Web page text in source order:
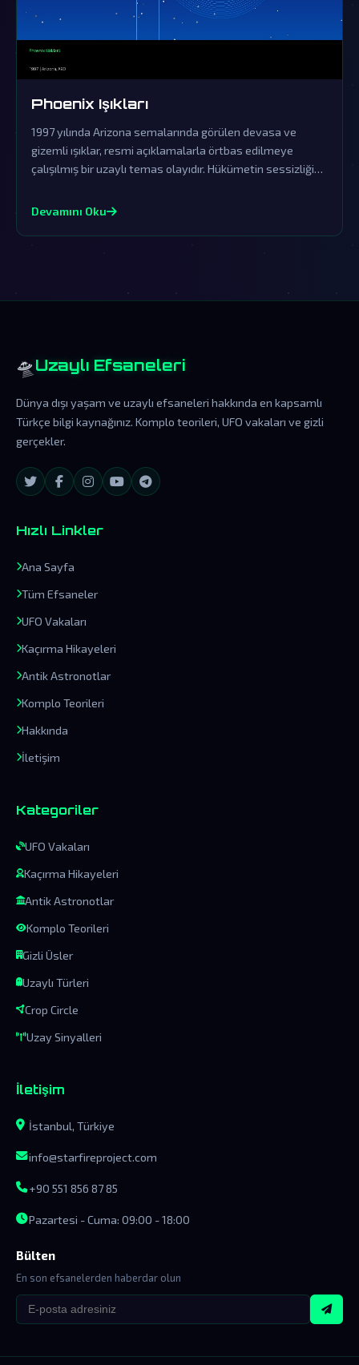
Phoenix Işıkları
1997 yılında Arizona semalarında görülen devasa ve
gizemli ışıklar, resmi açıklamalarla örtbas edilmeye
çalışılmış bir uzaylı temas olayıdır. Hükümetin sessizliği
kanıtı olduğuna dair şüpheleri derinleştiriyor.
Devamını Oku
🛸 Uzaylı Efsaneleri
Dünya dışı yaşam ve uzaylı efsaneleri hakkında en kapsamlı
Türkçe bilgi kaynağınız. Komplo teorileri, UFO vakaları ve gizli
gerçekler.
Hızlı Linkler
Ana Sayfa
Tüm Efsaneler
UFO Vakaları
Kaçırma Hikayeleri
Antik Astronotlar
Komplo Teorileri
Hakkında
İletişim
Kategoriler
UFO Vakaları
Kaçırma Hikayeleri
Antik Astronotlar
Komplo Teorileri
Gizli Üsler
Uzaylı Türleri
Crop Circle
Uzay Sinyalleri
İletişim
İstanbul, Türkiye
info@starfireproject.com
+90 551 856 87 85
Pazartesi - Cuma: 09:00 - 18:00
Bülten
En son efsanelerden haberdar olun